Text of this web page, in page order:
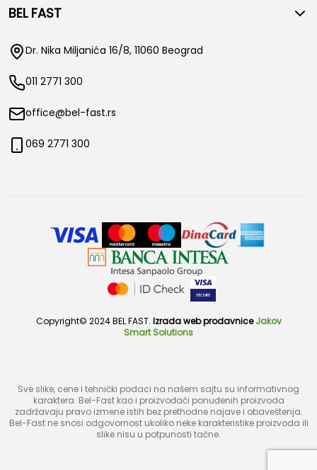
BEL FAST
Dr. Nika Miljanića 16/8, 11060 Beograd
011 2771 300
office@bel-fast.rs
069 2771 300
Copyright© 2024 BEL FAST. Izrada web prodavnice Jakov
Smart Solutions
Sve slike, cene i tehnički podaci na našem sajtu su informativnog
karaktera. Bel-Fast kao i proizvođači ponuđenih proizvoda
zadržavaju pravo izmene istih bez prethodne najave i obaveštenja.
Bel-Fast ne snosi odgovornost ukoliko neke karakteristike proizvoda ili
slike nisu u potpunosti tačne.